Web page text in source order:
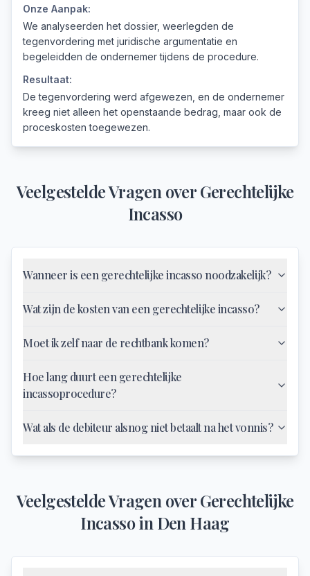
Onze Aanpak:
We analyseerden het dossier, weerlegden de
tegenvordering met juridische argumentatie en
begeleidden de ondernemer tijdens de procedure.
Resultaat:
De tegenvordering werd afgewezen, en de ondernemer
kreeg niet alleen het openstaande bedrag, maar ook de
proceskosten toegewezen.
Veelgestelde Vragen overGerechtelijke
Incasso
Wanneer is een gerechtelijke incasso noodzakelijk?
Wat zijn de kosten van een gerechtelijke incasso?
Moet ik zelf naar de rechtbank komen?
Hoe lang duurt een gerechtelijke
incassoprocedure?
Wat als de debiteur alsnog niet betaalt na het vonnis?
Veelgestelde Vragen overGerechtelijke
Incassoin Den Haag